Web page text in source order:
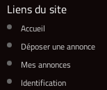
Liens du site
Accueil
Déposer une annonce
Mes annonces
Identification